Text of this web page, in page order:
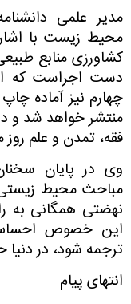
مدیر علمی
محیط زیست با
کشاورزی منابع
دست اجراست که
منتشر خواهد شد و
فقه، تمدن و علم
وی در پایان
مباحث محیط زیستی
نهضتی همگانی به
این خصوص احساس
ترجمه شود، در دنیا
انتهای پیام